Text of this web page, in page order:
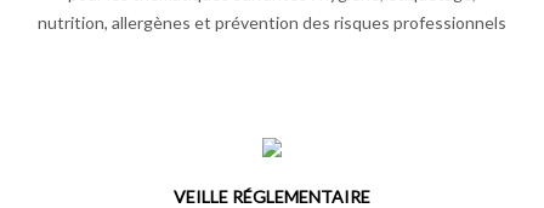
nutrition, allergènes et prévention des risques professionnels
VEILLE RÉGLEMENTAIRE